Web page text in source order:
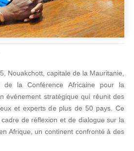
Nouakchott, capitale de la Mauritanie,
de la Conférence Africaine pour la
événement stratégique qui réunit des
et experts de plus de 50 pays. Ce
de réflexion et de dialogue sur la
Afrique, un continent confronté à des